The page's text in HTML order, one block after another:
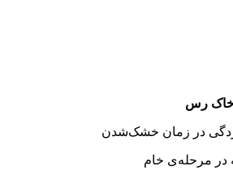
خاک رس
در زمان خشک‌شدن
در مرحله‌ی خام